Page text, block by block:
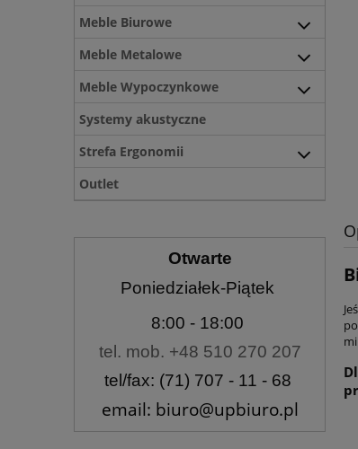
Meble Biurowe
Meble Metalowe
Meble Wypoczynkowe
Systemy akustyczne
Strefa Ergonomii
Outlet
Otwarte
Poniedziałek-Piątek
8:00 - 18:00
tel. mob. +48 510 270 207
tel/fax: (71) 707 - 11 - 68
email: biuro@upbiuro.pl